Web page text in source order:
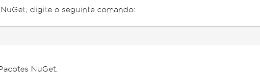
digite o seguinte comando:
NuGet.